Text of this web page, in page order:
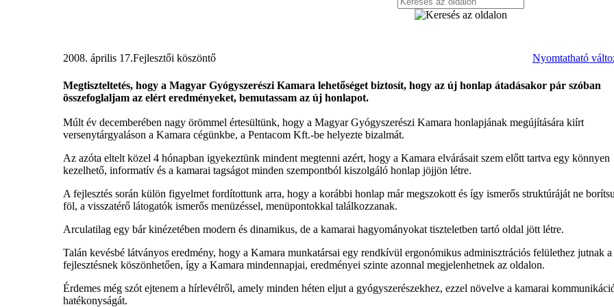
Nyomtatható
2008. április 17.Fejlesztői köszöntő
Megtiszteltetés, hogy a Magyar Gyógyszerészi Kamara lehetőséget biztosít, hogy az új honlap átadásakor pár szóban
összefoglaljam az elért eredményeket, bemutassam az új honlapot.
Múlt év decemberében nagy örömmel értesültünk, hogy a Magyar Gyógyszerészi Kamara honlapjának megújítására kiírt
versenytárgyaláson a Kamara cégünkbe, a Pentacom Kft.-be helyezte bizalmát.
Az azóta eltelt közel 4 hónapban igyekeztünk mindent megtenni azért, hogy a Kamara elvárásait szem előtt tartva egy könnyen
kezelhető, informatív és a kamarai tagságot minden szempontból kiszolgáló honlap jöjjön létre.
A fejlesztés során külön figyelmet fordítottunk arra, hogy a korábbi honlap már megszokott és így ismerős struktúráját ne
föl, a visszatérő látogatók ismerős menüzéssel, menüpontokkal találkozzanak.
Arculatilag egy bár kinézetében modern és dinamikus, de a kamarai hagyományokat tiszteletben tartó oldal jött létre.
Talán kevésbé látványos eredmény, hogy a Kamara munkatársai egy rendkívül ergonómikus adminisztrációs felülethez jutnak a
fejlesztésnek köszönhetően, így a Kamara mindennapjai, eredményei szinte azonnal megjelenhetnek az oldalon.
Érdemes még szót ejtenem a hírlevélről, amely minden héten eljut a gyógyszerészekhez, ezzel növelve a kamarai
hatékonyságát.